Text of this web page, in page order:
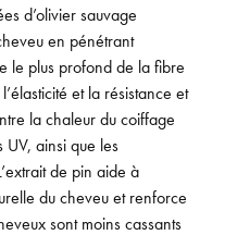
d’olivier sauvage
en pénétrant
le plus profond de la fibre
et la résistance et
la chaleur du coiffage
UV, ainsi que les
de pin aide à
du cheveu et renforce
sont moins cassants